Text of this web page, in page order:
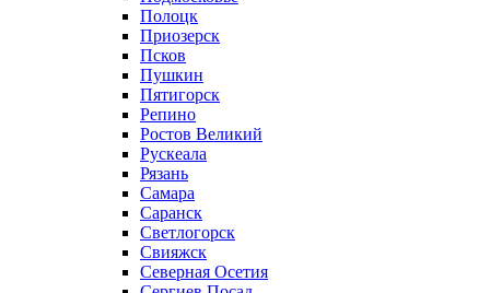
Полоцк
Приозерск
Псков
Пушкин
Пятигорск
Репино
Ростов Великий
Рускеала
Рязань
Самара
Саранск
Светлогорск
Свияжск
Северная Осетия